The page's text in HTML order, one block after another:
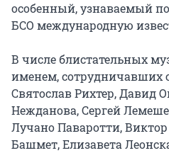
особенный, узнаваемый
БСО международную
В числе блистательных
именем, сотрудничавших
Святослав Рихтер, Давид
Нежданова, Сергей
Лучано Паваротти,
Башмет, Елизавета